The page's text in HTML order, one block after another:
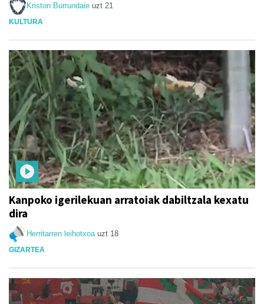
Kriston Burrundaie uzt 21
KULTURA
Kanpoko igerilekuan arratoiak dabiltzala kexatu
dira
Herritarren leihotxoa uzt 18
GIZARTEA